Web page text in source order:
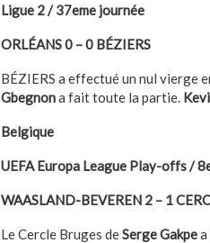
Ligue 2 / 37eme journée
ORLÉANS 0 – 0 BÉZIERS
BÉZIERS a effectué un nul vierge
Gbegnona fait toute la partie.
Belgique
UEFA Europa League Play-offs /
WAASLAND-BEVEREN 2 – 1
Le Cercle Bruges deSerge Gakpea